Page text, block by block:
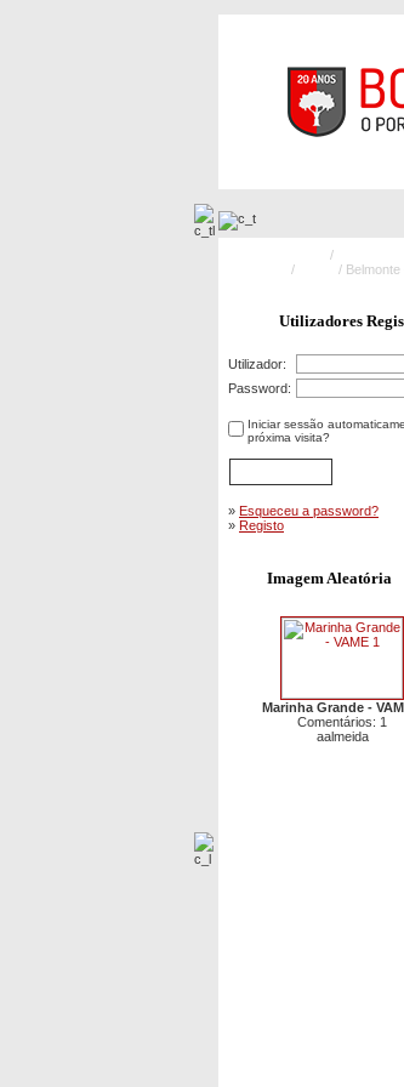
/
/ / Belmonte
Utilizadores
Utilizador:
Password:
Iniciar sessão
próxima visita?
» Esqueceu a password?
» Registo
Imagem Aleatória
Marinha Grande -
Comentários: 1
aalmeida